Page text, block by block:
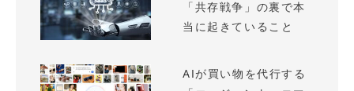
「共存戦争」の裏で本
当に起きていること
AIが買い物を代行する